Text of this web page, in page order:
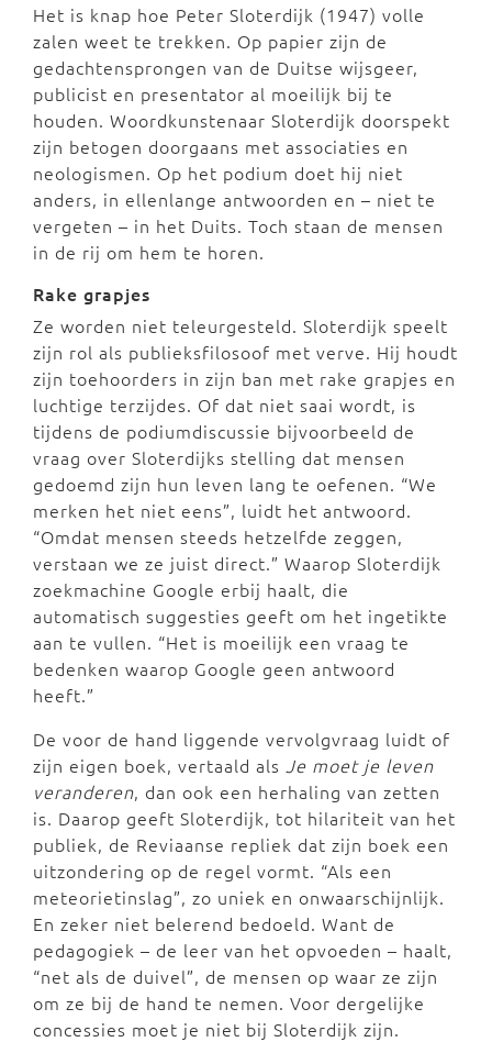
Het is knap hoe Peter Sloterdijk (1947) volle
zalen weet te trekken. Op papier zijn de
gedachtensprongen van de Duitse wijsgeer,
publicist en presentator al moeilijk bij te
houden. Woordkunstenaar Sloterdijk doorspekt
zijn betogen doorgaans met associaties en
neologismen. Op het podium doet hij niet
anders, in ellenlange antwoorden en – niet te
vergeten – in het Duits. Toch staan de mensen
in de rij om hem te horen.
Rake grapjes
Ze worden niet teleurgesteld. Sloterdijk speelt
zijn rol als publieksfilosoof met verve. Hij houdt
zijn toehoorders in zijn ban met rake grapjes en
luchtige terzijdes. Of dat niet saai wordt, is
tijdens de podiumdiscussie bijvoorbeeld de
vraag over Sloterdijks stelling dat mensen
gedoemd zijn hun leven lang te oefenen. “We
merken het niet eens”, luidt het antwoord.
“Omdat mensen steeds hetzelfde zeggen,
verstaan we ze juist direct.” Waarop Sloterdijk
zoekmachine Google erbij haalt, die
automatisch suggesties geeft om het ingetikte
aan te vullen. “Het is moeilijk een vraag te
bedenken waarop Google geen antwoord
heeft.”
De voor de hand liggende vervolgvraag luidt of
zijn eigen boek, vertaald als Je moet je leven
veranderen, dan ook een herhaling van zetten
is. Daarop geeft Sloterdijk, tot hilariteit van het
publiek, de Reviaanse repliek dat zijn boek een
uitzondering op de regel vormt. “Als een
meteorietinslag”, zo uniek en onwaarschijnlijk.
En zeker niet belerend bedoeld. Want de
pedagogiek – de leer van het opvoeden – haalt,
“net als de duivel”, de mensen op waar ze zijn
om ze bij de hand te nemen. Voor dergelijke
concessies moet je niet bij Sloterdijk zijn.